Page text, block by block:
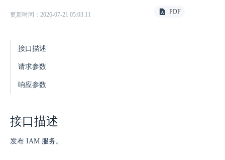
更新时间：2026-07-21 05:03:11 PDF
接口描述
请求参数
响应参数
接口描述
发布 IAM 服务。